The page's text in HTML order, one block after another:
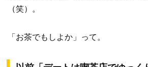
（笑）。
「お茶でもしよか」って。